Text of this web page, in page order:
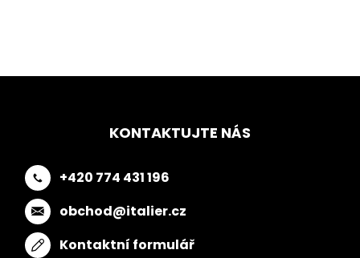
KONTAKTUJTE NÁS
+420 774 431 196
obchod@italier.cz
Kontaktní formulář